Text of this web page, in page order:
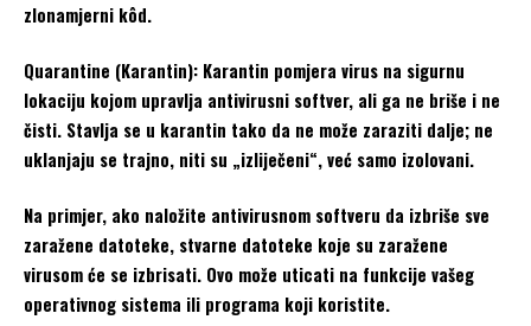
zlonamjerni kôd.
Quarantine (Karantin): Karantin pomjera virus na sigurnu
lokaciju kojom upravlja antivirusni softver, ali ga ne briše i ne
čisti. Stavlja se u karantin tako da ne može zaraziti dalje; ne
uklanjaju se trajno, niti su „izliječeni“, već samo izolovani.
Na primjer, ako naložite antivirusnom softveru da izbriše sve
zaražene datoteke, stvarne datoteke koje su zaražene
virusom će se izbrisati. Ovo može uticati na funkcije vašeg
operativnog sistema ili programa koji koristite.